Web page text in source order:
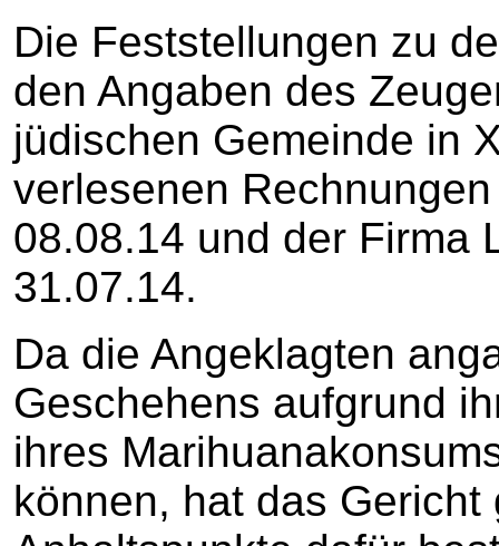
Die Feststellungen zu
den Angaben des
jüdischen Gemeinde in
verlesenen
08.08.14 und der Firma
31.07.14.
Da die Angeklagten
Geschehens aufgrund
ihres
können, hat das